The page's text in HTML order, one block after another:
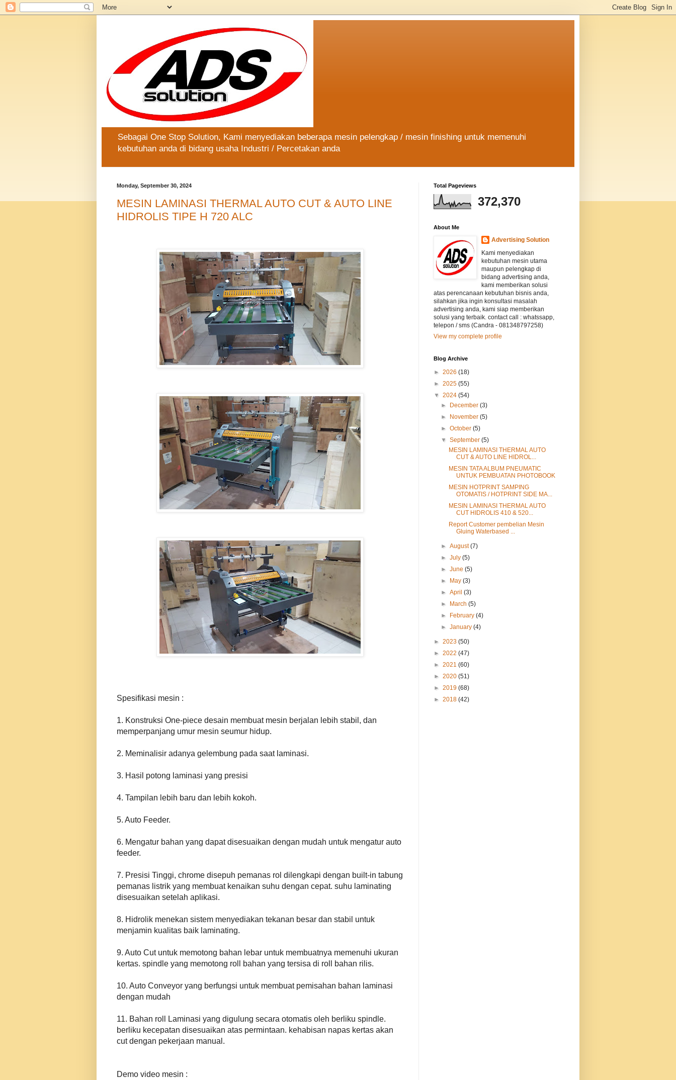
Sebagai One Stop Solution, Kami menyediakan beberapa mesin pelengkap / mesin finishing untuk memenuhi
kebutuhan anda di bidang usaha Industri / Percetakan anda
Monday, September 30, 2024
MESIN LAMINASI THERMAL AUTO CUT & AUTO LINE
HIDROLIS TIPE H 720 ALC
Spesifikasi mesin :
1. Konstruksi One-piece desain membuat mesin berjalan lebih stabil, dan
memperpanjang umur mesin seumur hidup.
2. Meminalisir adanya gelembung pada saat laminasi.
3. Hasil potong laminasi yang presisi
4. Tampilan lebih baru dan lebih kokoh.
5. Auto Feeder.
6. Mengatur bahan yang dapat disesuaikan dengan mudah untuk mengatur auto
feeder.
7. Presisi Tinggi, chrome disepuh pemanas rol dilengkapi dengan built-in tabung
pemanas listrik yang membuat kenaikan suhu dengan cepat. suhu laminating
disesuaikan setelah aplikasi.
8. Hidrolik menekan sistem menyediakan tekanan besar dan stabil untuk
menjamin kualitas baik laminating.
9. Auto Cut untuk memotong bahan lebar untuk membuatnya memenuhi ukuran
kertas. spindle yang memotong roll bahan yang tersisa di roll bahan rilis.
10. Auto Conveyor yang berfungsi untuk membuat pemisahan bahan laminasi
dengan mudah
11. Bahan roll Laminasi yang digulung secara otomatis oleh berliku spindle.
berliku kecepatan disesuaikan atas permintaan. kehabisan napas kertas akan
cut dengan pekerjaan manual.
Demo video mesin :
Total Pageviews
372,370
About Me
Advertising Solution
Kami menyediakan
kebutuhan mesin utama
maupun pelengkap di
bidang advertising anda,
kami memberikan solusi
atas perencanaan kebutuhan bisnis anda,
silahkan jika ingin konsultasi masalah
advertising anda, kami siap memberikan
solusi yang terbaik. contact call : whatssapp,
telepon / sms (Candra - 081348797258)
View my complete profile
Blog Archive
► 2026 (18)
► 2025 (55)
▼ 2024 (54)
►
December(3)
►
November(5)
►October(5)
▼September(5)
MESIN LAMINASI THERMAL AUTO
CUT & AUTO LINE HIDROL...
MESIN TATA ALBUM PNEUMATIC
UNTUK PEMBUATAN PHOTOBOOK
MESIN HOTPRINT SAMPING
OTOMATIS / HOTPRINT SIDE MA...
MESIN LAMINASI THERMAL AUTO
CUT HIDROLIS 410 & 520...
Report Customer pembelian Mesin
Gluing Waterbased ...
►August(7)
►July(5)
►June(5)
►
May(3)
►April(3)
►
March(5)
►
February(4)
►January(4)
► 2023 (50)
► 2022 (47)
► 2021 (60)
► 2020 (51)
► 2019 (68)
► 2018 (42)